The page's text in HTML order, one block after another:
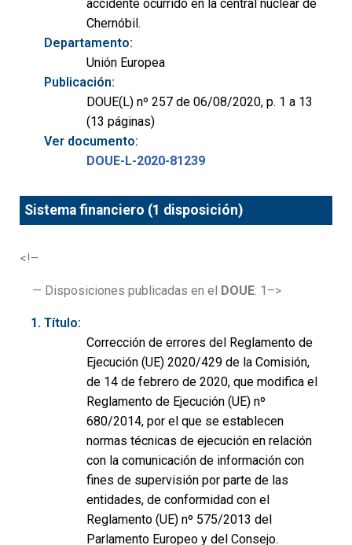
accidente ocurrido en la central nuclear de
Chernóbil.
Departamento:
Unión Europea
Publicación:
DOUE(L) nº 257 de 06/08/2020, p. 1 a 13
(13 páginas)
Ver documento:
DOUE-L-2020-81239
Sistema financiero (1 disposición)
<!–
— Disposiciones publicadas en el DOUE: 1–>
Título:
Corrección de errores del Reglamento de
Ejecución (UE) 2020/429 de la Comisión,
de 14 de febrero de 2020, que modifica el
Reglamento de Ejecución (UE) nº
680/2014, por el que se establecen
normas técnicas de ejecución en relación
con la comunicación de información con
fines de supervisión por parte de las
entidades, de conformidad con el
Reglamento (UE) nº 575/2013 del
Parlamento Europeo y del Consejo.